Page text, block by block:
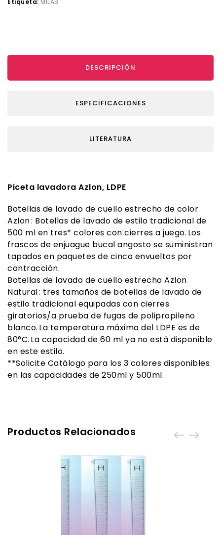
Etiqueta: MILAB
DESCRIPCIÓN
ESPECIFICACIONES
LITERATURA
Piceta lavadora Azlon, LDPE
Botellas de lavado de cuello estrecho de color
Azlon : Botellas de lavado de estilo tradicional de
500 ml en tres* colores con cierres a juego. Los
frascos de enjuague bucal angosto se suministran
tapados en paquetes de cinco envueltos por
contracción.
Botellas de lavado de cuello estrecho Azlon
Natural : tres tamaños de botellas de lavado de
estilo tradicional equipadas con cierres
giratorios/a prueba de fugas de polipropileno
blanco. La temperatura máxima del LDPE es de
80°C. La capacidad de 60 ml ya no está disponible
en este estilo.
**Solicite Catálogo para los 3 colores disponibles
en las capacidades de 250ml y 500ml.
Productos Relacionados